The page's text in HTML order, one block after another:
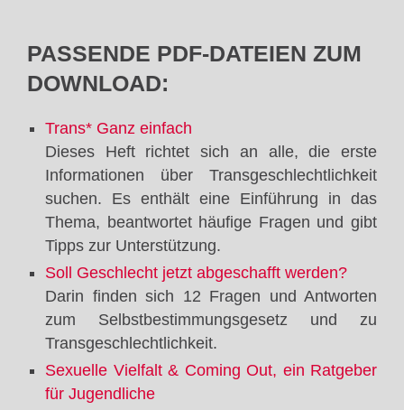
PASSENDE PDF-DATEIEN ZUM
DOWNLOAD:
Trans* Ganz einfach
Dieses Heft richtet sich an alle, die erste
Informationen über Transgeschlechtlichkeit
suchen. Es enthält eine Einführung in das
Thema, beantwortet häufige Fragen und gibt
Tipps zur Unterstützung.
Soll Geschlecht jetzt abgeschafft werden?
Darin finden sich 12 Fragen und Antworten
zum Selbstbestimmungsgesetz und zu
Transgeschlechtlichkeit.
Sexuelle Vielfalt & Coming Out, ein Ratgeber
für Jugendliche